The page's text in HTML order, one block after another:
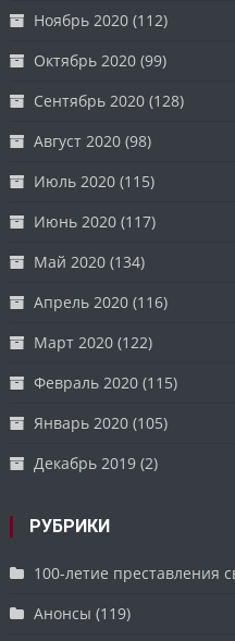
Ноябрь 2020 (112)
Октябрь 2020 (99)
Сентябрь 2020 (128)
Август 2020 (98)
Июль 2020 (115)
Июнь 2020 (117)
Май 2020 (134)
Апрель 2020 (116)
Март 2020 (122)
Февраль 2020 (115)
Январь 2020 (105)
Декабрь 2019 (2)
РУБРИКИ
100-летие преставления
Анонсы (119)